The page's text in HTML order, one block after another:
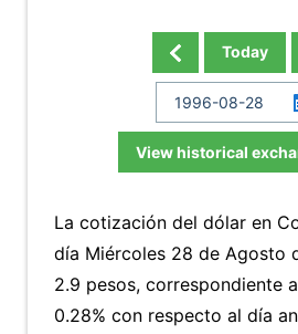
Today
View historical
La cotización del dólar en
día Miércoles 28 de Agosto
2.9 pesos, correspondiente
0.28% con respecto al día